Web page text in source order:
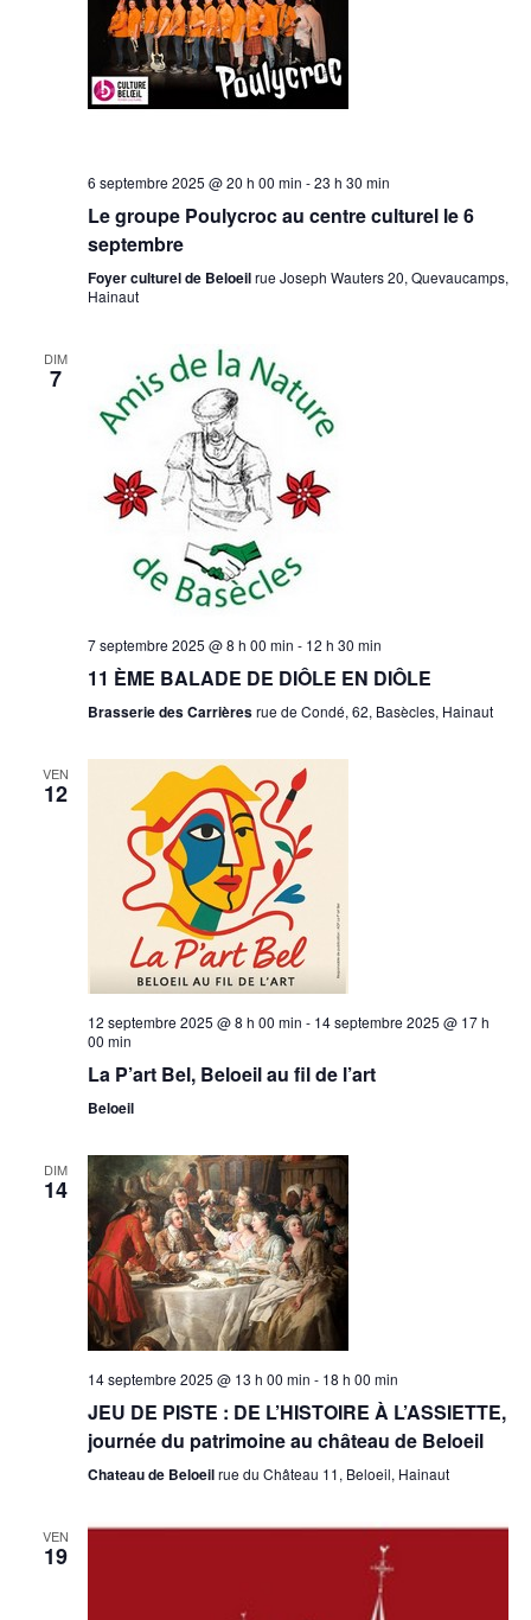
6 septembre 2025 @ 20 h 00 min -23 h 30 min
Le groupe Poulycroc au centre culturel le 6
septembre
Foyer culturel de Beloeilrue Joseph Wauters 20, Quevaucamps,
Hainaut
DIM
7
7 septembre 2025 @ 8 h 00 min - 12 h 30 min
11 ÈME BALADE DE DIÔLE EN DIÔLE
Brasserie des Carrièresrue de Condé, 62, Basècles, Hainaut
VEN
12
12 septembre 2025 @ 8 h 00 min - 14 septembre 2025 @ 17 h
00 min
La P’art Bel, Beloeil au fil de l’art
Beloeil
DIM
14
14 septembre 2025 @ 13 h 00 min - 18 h 00 min
JEU DE PISTE : DE L’HISTOIRE À L’ASSIETTE,
journée du patrimoine au château de Beloeil
Chateau de Beloeilrue du Château 11, Beloeil, Hainaut
VEN
19